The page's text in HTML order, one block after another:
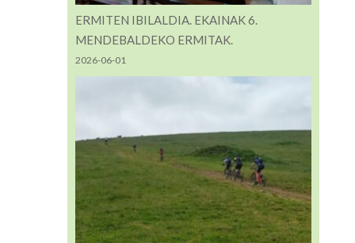
ERMITEN IBILALDIA. EKAINAK 6.
MENDEBALDEKO ERMITAK.
2026-06-01